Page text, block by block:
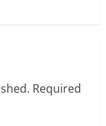
Required